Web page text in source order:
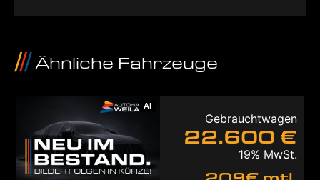
Ähnliche Fahrzeuge
AI
Gebrauchtwagen
22.600 €
19% MwSt.